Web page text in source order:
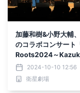
加藤和樹&小野大輔
のコラボコンサート
Roots2024～
o × Daisuke Ono～
月20日(日)テレビ初放
送！CS衛星劇場
2024-10-10 12:56
衛星劇場